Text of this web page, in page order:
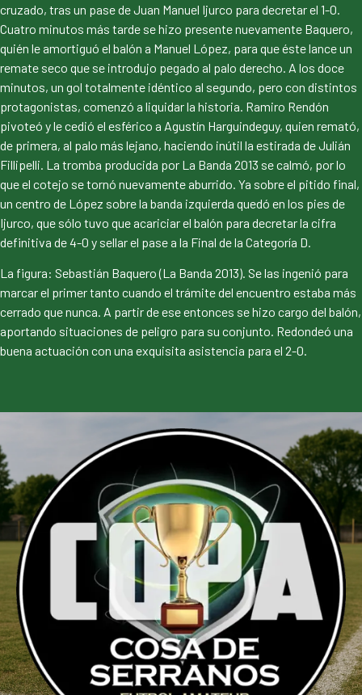
cruzado, tras un pase de Juan Manuel Ijurco para decretar el 1-0.
Cuatro minutos más tarde se hizo presente nuevamente Baquero,
quién le amortiguó el balón a Manuel López, para que éste lance un
remate seco que se introdujo pegado al palo derecho. A los doce
minutos, un gol totalmente idéntico al segundo, pero con distintos
protagonistas, comenzó a liquidar la historia. Ramiro Rendón
pivoteó y le cedió el esférico a Agustín Harguindeguy, quien remató,
de primera, al palo más lejano, haciendo inútil la estirada de Julián
Fillipelli. La tromba producida por La Banda 2013 se calmó, por lo
que el cotejo se tornó nuevamente aburrido. Ya sobre el pitido final,
un centro de López sobre la banda izquierda quedó en los pies de
Ijurco, que sólo tuvo que acariciar el balón para decretar la cifra
definitiva de 4-0 y sellar el pase a la Final de la Categoría D.
La figura: Sebastián Baquero (La Banda 2013). Se las ingenió para
marcar el primer tanto cuando el trámite del encuentro estaba más
cerrado que nunca. A partir de ese entonces se hizo cargo del balón,
aportando situaciones de peligro para su conjunto. Redondeó una
buena actuación con una exquisita asistencia para el 2-0.